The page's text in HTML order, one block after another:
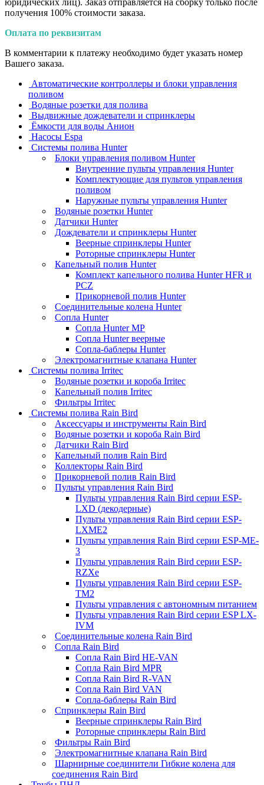
юридических лиц). Заказ отправляется на сборку только после
получения 100% стоимости заказа.
Оплата по реквизитам
В комментарии к платежу необходимо будет указать номер
Вашего заказа.
Автоматические контроллеры и блоки управления
поливом
Водяные розетки для полива
Выдвижные дождеватели и спринклеры
Ёмкости для воды Анион
Насосы Espa
Системы полива Hunter
Блоки управления поливом Hunter
Внутренние пульты управления Hunter
Комплектующие для пультов управления
поливом
Наружные пульты управления Hunter
Водяные розетки Hunter
Датчики Hunter
Дождеватели и спринклеры Hunter
Веерные спринклеры Hunter
Роторные спринклеры Hunter
Капельный полив Hunter
Комплект капельного полива Hunter HFR и
PCZ
Прикорневой полив Hunter
Соединительные колена Hunter
Сопла Hunter
Сопла Hunter MP
Сопла Hunter веерные
Сопла-баблеры Hunter
Электромагнитные клапана Hunter
Системы полива Irritec
Водяные розетки и короба Irritec
Капельный полив Irritec
Фильтры Irritec
Системы полива Rain Bird
Аксессуары и инструменты Rain Bird
Водяные розетки и короба Rain Bird
Датчики Rain Bird
Капельный полив Rain Bird
Коллекторы Rain Bird
Прикорневой полив Rain Bird
Пульты управления Rain Bird
Пульты управления Rain Bird серии ESP-
LXD (декодерные)
Пульты управления Rain Bird серии ESP-
LXME2
Пульты управления Rain Bird серии ESP-ME-
3
Пульты управления Rain Bird серии ESP-
RZXe
Пульты управления Rain Bird серии ESP-
TM2
Пульты управления с автономным питанием
Пульты управления Rain Bird серии ESP LX-
IVM
Соединительные колена Rain Bird
Сопла Rain Bird
Сопла Rain Bird HE-VAN
Сопла Rain Bird MPR
Сопла Rain Bird R-VAN
Сопла Rain Bird VAN
Сопла-баблеры Rain Bird
Спринклеры Rain Bird
Веерные спринклеры Rain Bird
Роторные спринклеры Rain Bird
Фильтры Rain Bird
Электромагнитные клапана Rain Bird
Шарнирные соединители Гибкие колена для
соединения Rain Bird